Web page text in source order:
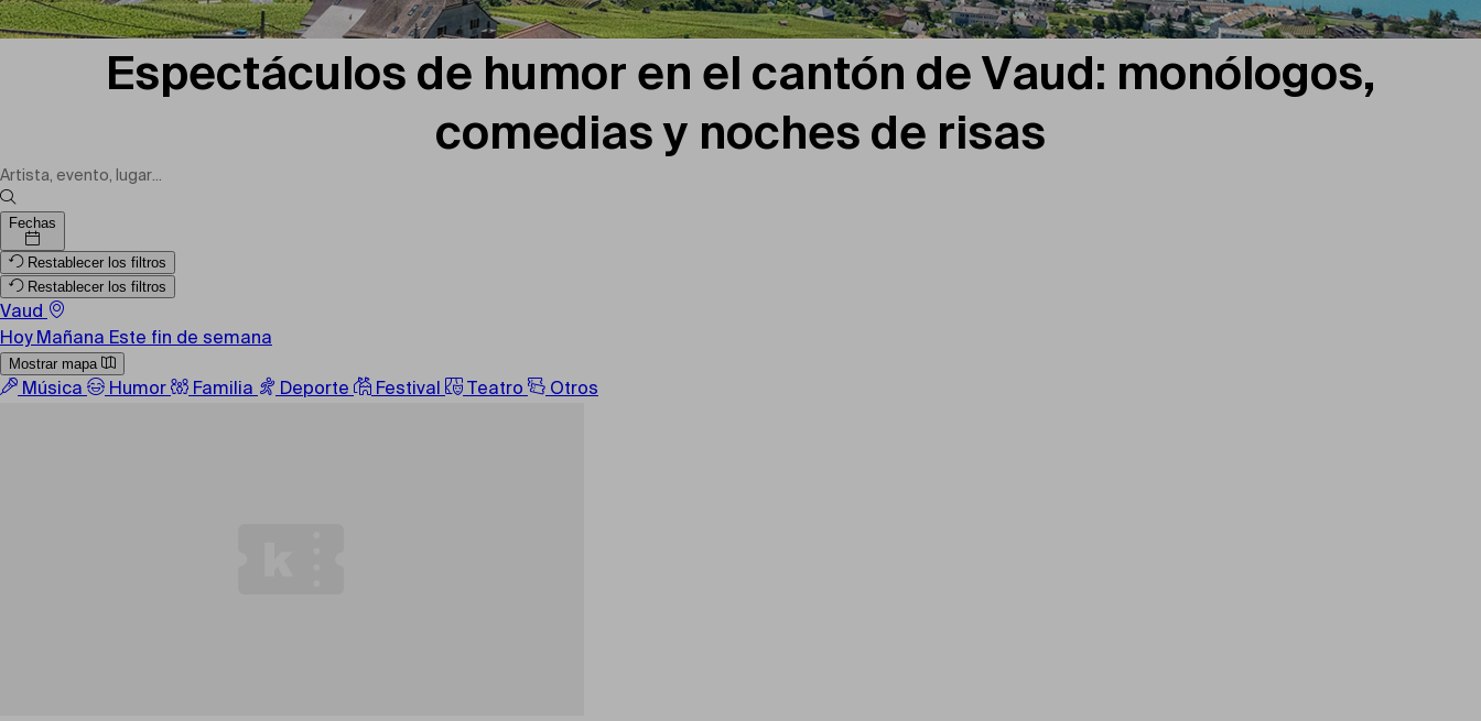
Espectáculos de humor en el cantón de Vaud: monólogos,
comedias y noches de risas
Fechas
Restablecer los filtros
Restablecer los filtros
Vaud
Hoy Mañana Este fin de semana
Mostrar mapa
Música Humor Familia Deporte Festival Teatro Otros